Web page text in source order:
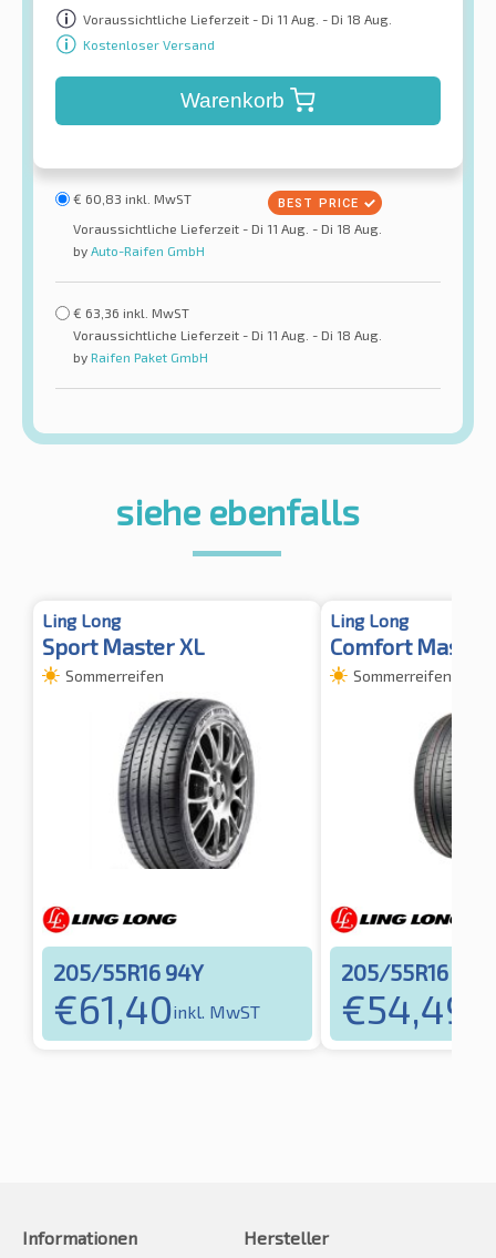
Voraussichtliche Lieferzeit - Di 11 Aug. - Di 18 Aug.
Kostenloser Versand
Warenkorb
€ 60,83 inkl. MwST
Voraussichtliche Lieferzeit - Di 11 Aug. - Di 18 Aug.
by Auto-Raifen GmbH
€ 63,36 inkl. MwST
Voraussichtliche Lieferzeit - Di 11 Aug. - Di 18 Aug.
by Raifen Paket GmbH
siehe ebenfalls
Ling Long
Sport Master XL
Sommerreifen
205/55R16 94Y
€61,40inkl. MwST
Ling Long
Comfort Master
Sommerreifen
205/55R16 91V
€54,49
Informationen
Hersteller